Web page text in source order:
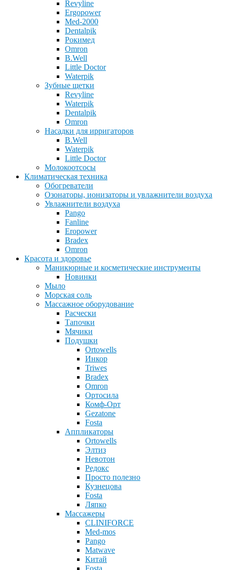
Revyline
Ergopower
Med-2000
Dentalpik
Рокимед
Omron
B.Well
Little Doctor
Waterpik
Зубные щетки
Revyline
Waterpik
Dentalpik
Omron
Насадки для ирригаторов
B.Well
Waterpik
Little Doctor
Молокоотсосы
Климатическая техника
Обогреватели
Озонаторы, ионизаторы и увлажнители воздуха
Увлажнители воздуха
Pango
Fanline
Eropower
Bradex
Omron
Красота и здоровье
Маникюрные и косметические инструменты
Новинки
Мыло
Морская соль
Массажное оборудование
Расчески
Тапочки
Мячики
Подушки
Ortowells
Инкор
Triwes
Bradex
Omron
Ортосила
Комф-Орт
Gezatone
Fosta
Аппликаторы
Ortowells
Элтиз
Невотон
Редокс
Просто полезно
Кузнецова
Fosta
Ляпко
Массажеры
CLINIFORCE
Med-mos
Pango
Matwave
Китай
Fosta